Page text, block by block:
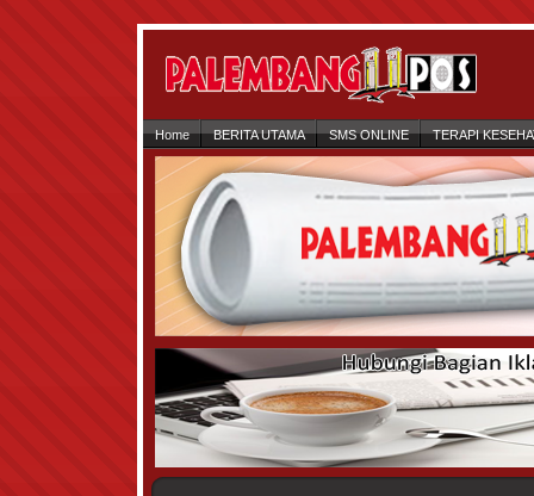
Home BERITA UTAMA SMS ONLINE TERAPI